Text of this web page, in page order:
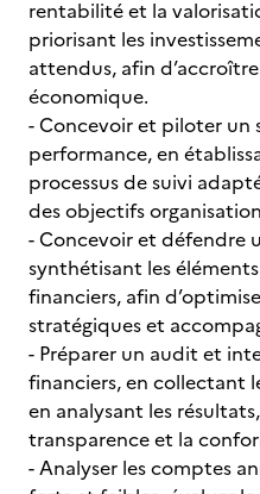
rentabilité et la
priorisant les
attendus, afin
économique.
- Concevoir et piloter un
performance, en
processus de suivi
des objectifs
- Concevoir et défendre
synthétisant les
financiers, afin
stratégiques et
- Préparer un audit et
financiers, en collectant
en analysant les
transparence et la
- Analyser les comptes